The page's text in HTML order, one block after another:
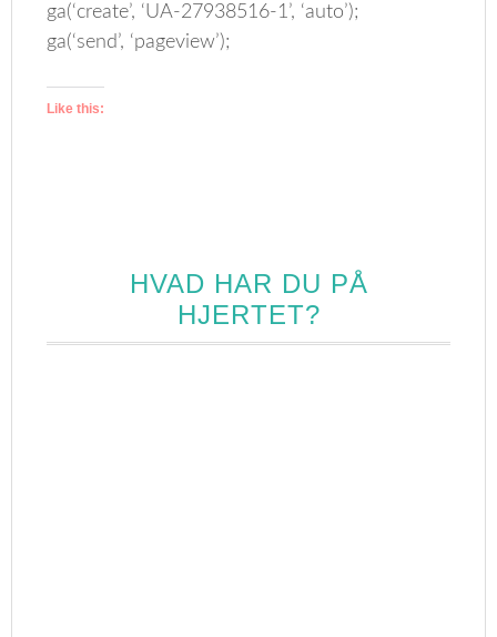
ga(‘create’, ‘UA-27938516-1’, ‘auto’);
ga(‘send’, ‘pageview’);
Like this:
HVAD HAR DU PÅ
HJERTET?